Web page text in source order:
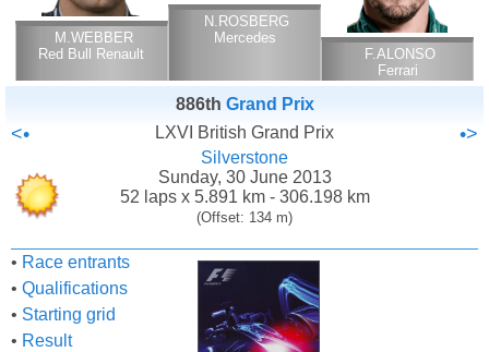
M.WEBBER
Red Bull Renault
N.ROSBERG
Mercedes
F.ALONSO
Ferrari
886th Grand Prix
<• LXVI British Grand Prix •>
Silverstone
Sunday, 30 June 2013
52 laps x 5.891 km - 306.198 km
(Offset: 134 m)
• Race entrants
• Qualifications
• Starting grid
• Result